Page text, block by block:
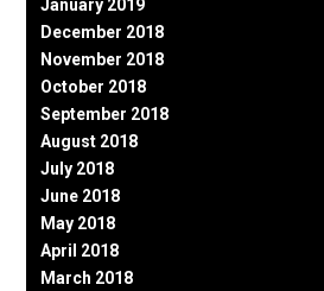
January 2019
December 2018
November 2018
October 2018
September 2018
August 2018
July 2018
June 2018
May 2018
April 2018
March 2018